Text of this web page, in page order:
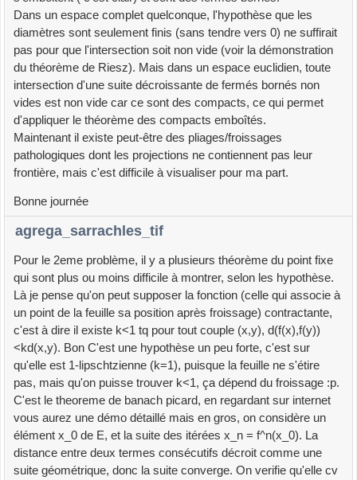
Dans un espace complet quelconque, l'hypothèse que les
diamètres sont seulement finis (sans tendre vers 0) ne suffirait
pas pour que l'intersection soit non vide (voir la démonstration
du théorème de Riesz). Mais dans un espace euclidien, toute
intersection d'une suite décroissante de fermés bornés non
vides est non vide car ce sont des compacts, ce qui permet
d'appliquer le théorème des compacts emboîtés.
Maintenant il existe peut-être des pliages/froissages
pathologiques dont les projections ne contiennent pas leur
frontière, mais c'est difficile à visualiser pour ma part.
Bonne journée
agrega_sarrachles_tif
Pour le 2eme problème, il y a plusieurs théorème du point fixe
qui sont plus ou moins difficile à montrer, selon les hypothèse.
Là je pense qu'on peut supposer la fonction (celle qui associe à
un point de la feuille sa position après froissage) contractante,
c'est à dire il existe k<1 tq pour tout couple (x,y), d(f(x),f(y))
<kd(x,y). Bon C'est une hypothèse un peu forte, c'est sur
qu'elle est 1-lipschtzienne (k=1), puisque la feuille ne s'étire
pas, mais qu'on puisse trouver k<1, ça dépend du froissage :p.
C'est le theoreme de banach picard, en regardant sur internet
vous aurez une démo détaillé mais en gros, on considère un
élément x_0 de E, et la suite des itérées x_n = f^n(x_0). La
distance entre deux termes consécutifs décroit comme une
suite géométrique, donc la suite converge. On verifie qu'elle cv